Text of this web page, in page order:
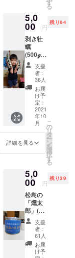
高校生に就
職ガイダン
ス講師。
平成22年12
月 内閣府
「地域社会
雇用創造事
業」ソー
シャルビジ
ネス・イン
キュベー
ション、社
会的起業家
平成23年3月
30日 読売
新聞全国紙
「離島を後
回しにしな
いで」
平成23年 4
す
る
5,0
00 円
残り64
剥き牡
蠣
(500ℊ)×
２。 ＜
（4/21
）本文
との差
異・誤
りがあ
り追記
＞ ②松
島の燻
太郎×2
支援
者：
36人
お届
け予
定：
2021
年10
月
詳細を見る
こ
の
リ
タ
ー
ン
を
選
択
す
る
5,0
00 円
残り39
松島の
「燻太
郎」(牡
蠣の燻
製オイ
ル漬
け)×6
支援
者：
61人
お届
け予